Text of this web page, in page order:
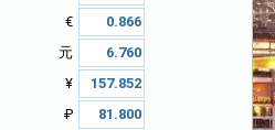
€
元
¥
₽